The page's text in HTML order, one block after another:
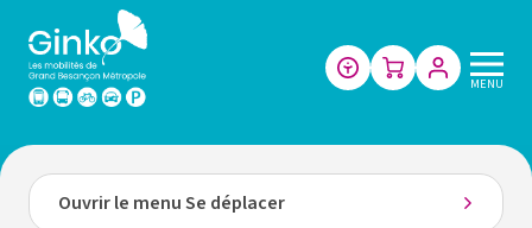
Les
mobilités
Besançon
Métropole
MENU
Ouvrir le menu Se déplacer